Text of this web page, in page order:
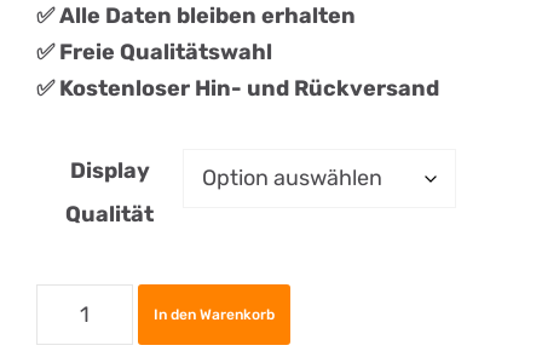
✅ Alle Daten bleiben erhalten
✅ Freie Qualitätswahl
✅ Kostenloser Hin- und Rückversand
Display
Qualität
Apple
iPhone
In den Warenkorb